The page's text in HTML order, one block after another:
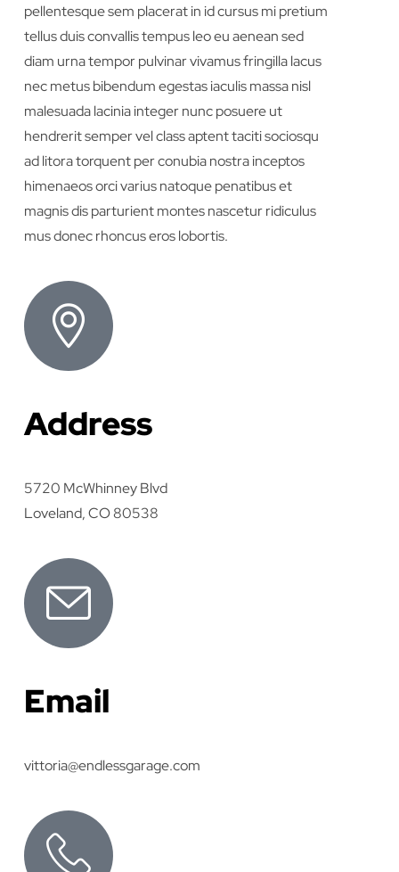
pellentesque sem placerat in id cursus mi pretium
tellus duis convallis tempus leo eu aenean sed
diam urna tempor pulvinar vivamus fringilla lacus
nec metus bibendum egestas iaculis massa nisl
malesuada lacinia integer nunc posuere ut
hendrerit semper vel class aptent taciti sociosqu
ad litora torquent per conubia nostra inceptos
himenaeos orci varius natoque penatibus et
magnis dis parturient montes nascetur ridiculus
mus donec rhoncus eros lobortis.
Address
5720 McWhinney Blvd
Loveland, CO 80538
Email
vittoria@endlessgarage.com